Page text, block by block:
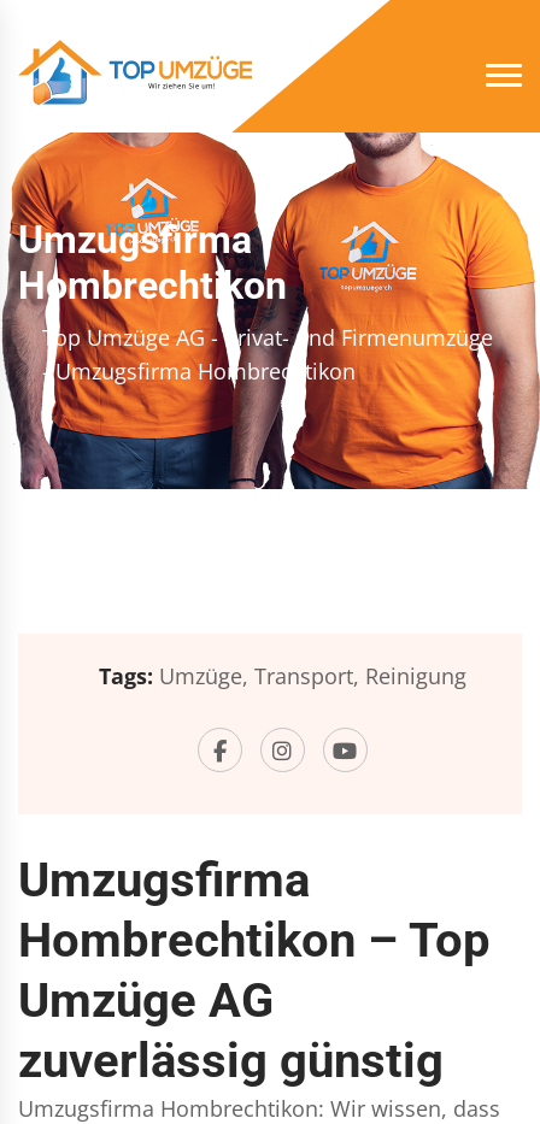
Umzugsfirma
Hombrechtikon
Top Umzüge AG - Privat- und Firmenumzüge
- Umzugsfirma Hombrechtikon
Tags: Umzüge, Transport, Reinigung
Umzugsfirma
Hombrechtikon – Top
Umzüge AG
zuverlässig günstig
Umzugsfirma Hombrechtikon: Wir wissen, dass